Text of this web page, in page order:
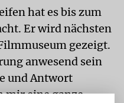
hat es bis zum
Er wird nächsten
gezeigt.
anwesend sein
und Antwort
mir eine ganze